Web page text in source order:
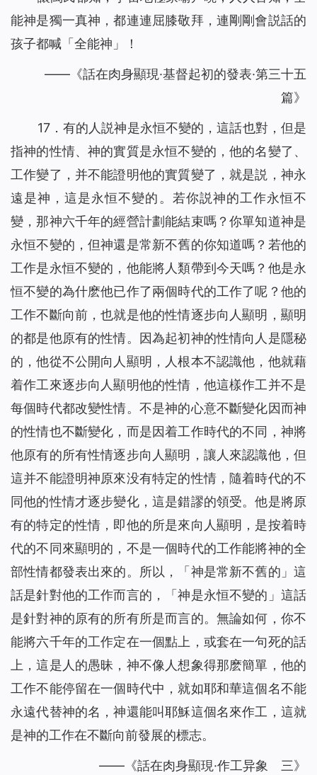
能神是獨一真神，都連連屈膝敬拜，連剛剛會説話的
孩子都喊「全能神」！
——《話在肉身顯現·基督起初的發表·第三十五
篇》
17．有的人説神是永恒不變的，這話也對，但是
指神的性情、神的實質是永恒不變的，他的名變了、
工作變了，并不能證明他的實質變了，就是説，神永
遠是神，這是永恒不變的。若你説神的工作永恒不
變，那神六千年的經營計劃能結束嗎？你單知道神是
永恒不變的，但神還是常新不舊的你知道嗎？若他的
工作是永恒不變的，他能將人類帶到今天嗎？他是永
恒不變的為什麽他已作了兩個時代的工作了呢？他的
工作不斷向前，也就是他的性情逐步向人顯明，顯明
的都是他原有的性情。因為起初神的性情向人是隱秘
的，他從不公開向人顯明，人根本不認識他，他就藉
着作工來逐步向人顯明他的性情，他這樣作工并不是
每個時代都改變性情。不是神的心意不斷變化因而神
的性情也不斷變化，而是因着工作時代的不同，神將
他原有的所有性情逐步向人顯明，讓人來認識他，但
這并不能證明神原來没有特定的性情，隨着時代的不
同他的性情才逐步變化，這是錯謬的領受。他是將原
有的特定的性情，即他的所是來向人顯明，是按着時
代的不同來顯明的，不是一個時代的工作能將神的全
部性情都發表出來的。所以，「神是常新不舊的」這
話是針對他的工作而言的，「神是永恒不變的」這話
是針對神的原有的所有所是而言的。無論如何，你不
能將六千年的工作定在一個點上，或套在一句死的話
上，這是人的愚昧，神不像人想象得那麽簡單，他的
工作不能停留在一個時代中，就如耶和華這個名不能
永遠代替神的名，神還能叫耶穌這個名來作工，這就
是神的工作在不斷向前發展的標志。
——《話在肉身顯現·作工异象 三》